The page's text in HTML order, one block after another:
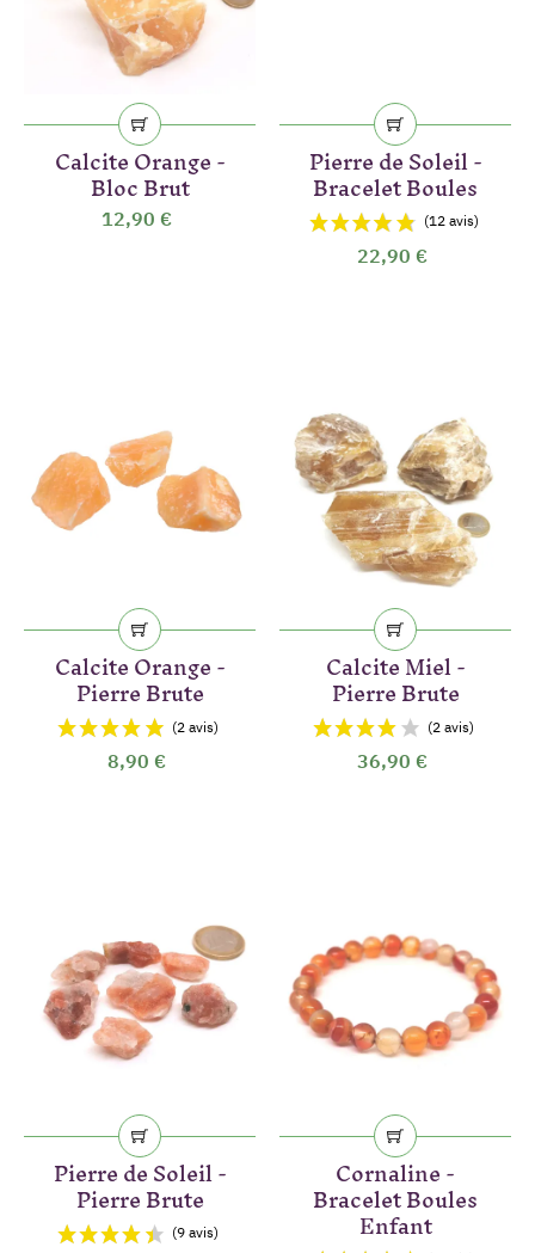
Calcite Orange -
Bloc Brut
12,90 €
Pierre de Soleil -
Bracelet Boules
22,90 €
Calcite Orange -
Pierre Brute
8,90 €
Calcite Miel -
Pierre Brute
36,90 €
Pierre de Soleil -
Pierre Brute
Cornaline -
Bracelet Boules
Enfant